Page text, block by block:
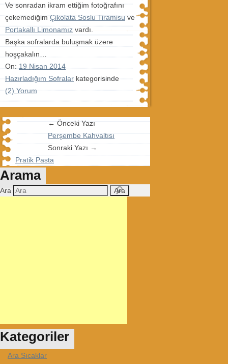
Ve sonradan ikram ettiğim fotoğrafını
çekemediğim Çikolata Soslu Tiramisu ve
Portakallı Limonamız vardı.
Başka sofralarda buluşmak üzere
hoşçakalın…
On: 19 Nisan 2014
Hazırladığım Sofralar kategorisinde
(2) Yorum
← Önceki Yazı
Perşembe Kahvaltısı
Sonraki Yazı →
Pratik Pasta
Arama
Ara
Kategoriler
Ara Sıcaklar